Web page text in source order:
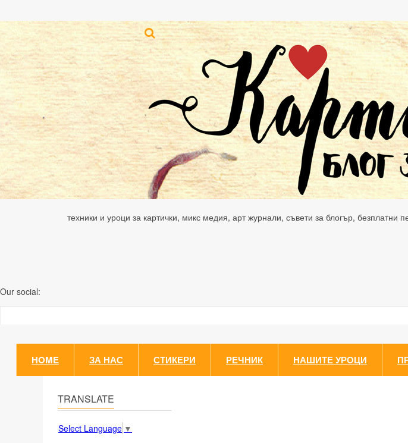
техники и уроци за картички, микс медия, арт журнали, съвети за блогър,
Our social:
HOME ЗА НАС СТИКЕРИ РЕЧНИК НАШИТЕ УРОЦИ
TRANSLATE
Select Language ▼